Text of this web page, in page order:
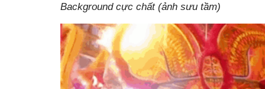
Background cực chất (ảnh sưu tầm)